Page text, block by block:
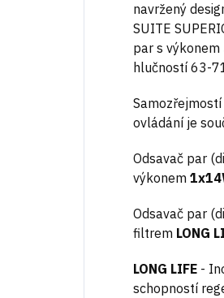
navržený
SUITE
par s
hlučností 63-
ovládání je
Odsavač par
výkonem
Odsavač par
filtrem LONG
LONG LIFE -
schopností